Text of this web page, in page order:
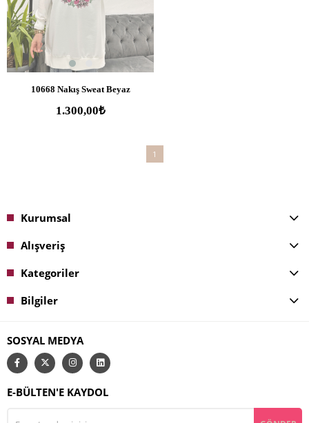
10668 Nakış Sweat Beyaz
1.300,00₺
1
Kurumsal
Alışveriş
Kategoriler
Bilgiler
SOSYAL MEDYA
E-BÜLTEN'E KAYDOL